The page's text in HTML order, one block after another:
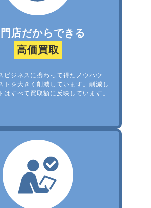
店だからできる
高価買取
ビジネスに携わって得たノウハウ
トを大きく削減しています。削減し
はすべて買取額に反映しています。